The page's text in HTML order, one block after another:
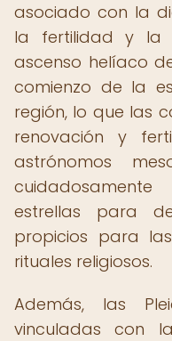
asociado con la
la fertilidad y la
ascenso helíaco
comienzo de la
región, lo que las
renovación y
astrónomos
estrellas para
propicios para
rituales religiosos.
Además, las
vinculadas con